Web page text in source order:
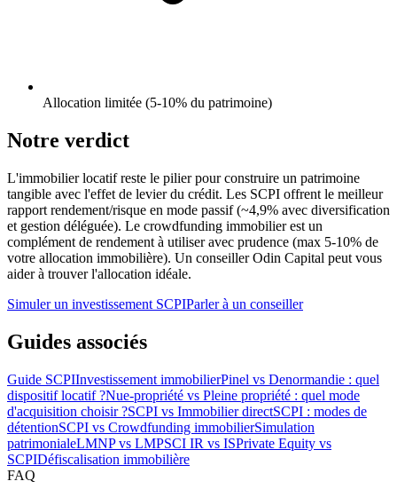
Allocation limitée (5-10% du patrimoine)
Notre verdict
L'immobilier locatif reste le pilier pour construire un patrimoine
tangible avec l'effet de levier du crédit. Les SCPI offrent le meilleur
rapport rendement/risque en mode passif (~4,9% avec diversification
et gestion déléguée). Le crowdfunding immobilier est un
complément de rendement à utiliser avec prudence (max 5-10% de
votre allocation immobilière). Un conseiller Odin Capital peut vous
aider à trouver l'allocation idéale.
Simuler un investissement SCPIParler à un conseiller
Guides associés
Guide SCPIInvestissement immobilierPinel vs Denormandie : quel
dispositif locatif ?Nue-propriété vs Pleine propriété : quel mode
d'acquisition choisir ?SCPI vs Immobilier directSCPI : modes de
détentionSCPI vs Crowdfunding immobilierSimulation
patrimonialeLMNP vs LMPSCI IR vs ISPrivate Equity vs
SCPIDéfiscalisation immobilière
FAQ